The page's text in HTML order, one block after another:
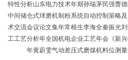
特性分析山东电力技术年期孙瑞茅民强曹
中间储仓式球磨机制粉系统自动控制策略
术交流会议论文集年常根生李海全秦振光
工工艺分析年全国机电企业工艺年会《新
年黄蔚雯气动差压式磨煤机料位测量